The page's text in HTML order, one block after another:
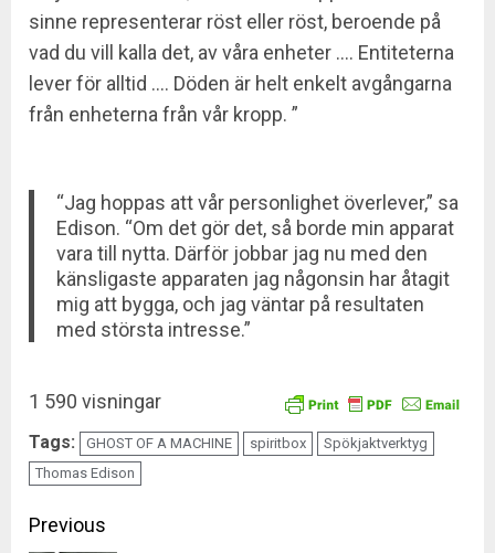
sinne representerar röst eller röst, beroende på
vad du vill kalla det, av våra enheter …. Entiteterna
lever för alltid …. Döden är helt enkelt avgångarna
från enheterna från vår kropp. ”
“Jag hoppas att vår personlighet överlever,” sa
Edison. “Om det gör det, så borde min apparat
vara till nytta. Därför jobbar jag nu med den
känsligaste apparaten jag någonsin har åtagit
mig att bygga, och jag väntar på resultaten
med största intresse.”
1 590 visningar
Tags: GHOST OF A MACHINE spiritbox
Spökjaktverktyg
Thomas Edison
Continue
Previous